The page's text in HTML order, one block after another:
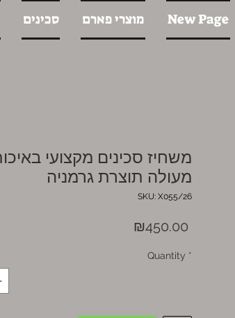
New Page מוצרי פארם סכינים
משחיז סכינים מקצועי
מעולה תוצרת גרמניה
SKU: X055/26
₪450.00
Quantity *